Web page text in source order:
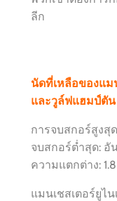
ลีก
นัดที่เหลือของแม
และวูล์ฟแฮมป์ตัน
การจบสกอร์สูงสุ
จบสกอร์ต่ำสุด: อั
ความแตกต่าง:
แมนเชสเตอร์ยูไ